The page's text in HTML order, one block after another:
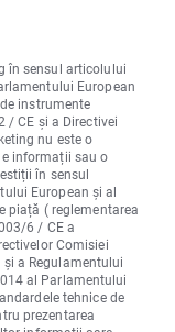
în sensul articolului
European
instrumente
/ CE și a Directivei
nu este o
informații sau o
în sensul
European și al
piață ( reglementarea
6 / CE a
Comisiei
a Regulamentului
al Parlamentului
tehnice de
prezentarea